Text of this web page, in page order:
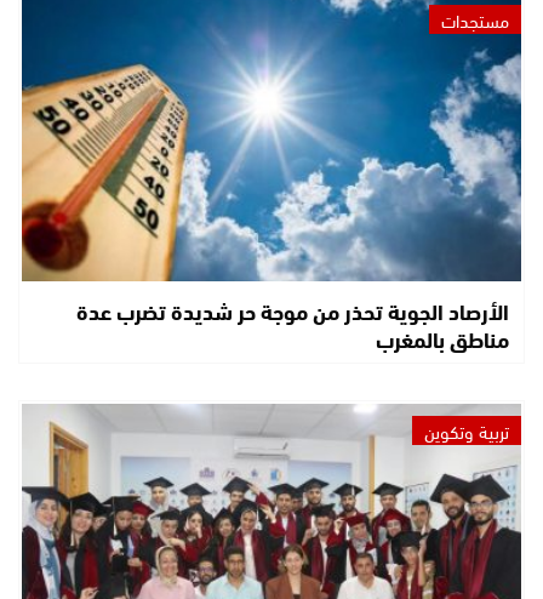
مستجدات
الأرصاد الجوية تحذر من موجة حر شديدة تضرب عدة
مناطق بالمغرب
تربية وتكوين